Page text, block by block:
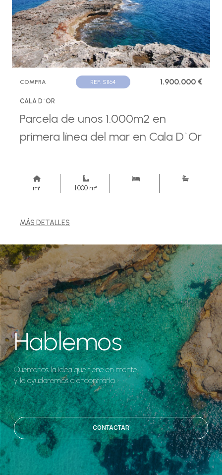
COMPRA REF. S1164 1.900.000 €
CALA D´OR
Parcela de unos 1.000m2 en
primera línea del mar en Cala D`Or
m² 1.000 m²
MÁS DETALLES
Hablemos
Cuéntenos la idea que tiene en mente
y le ayudaremos a encontrarla.
CONTACTAR